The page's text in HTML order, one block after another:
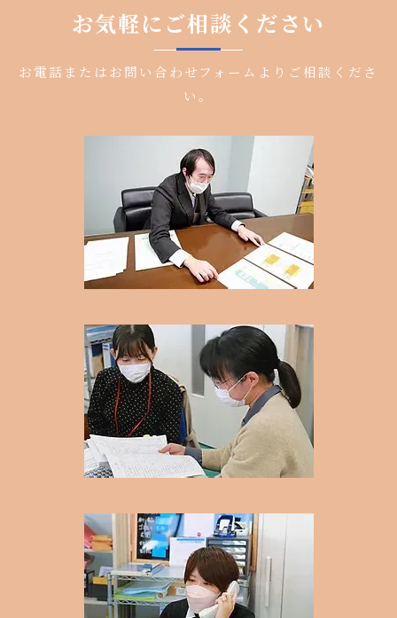
お気軽にご相談ください
お電話またはお問い合わせフォームよりご相談くださ
い。